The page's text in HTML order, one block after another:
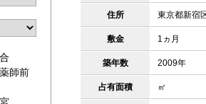
住所 東京都新宿
敷金 1ヵ月
築年数 2009年
占有面積 ㎡
師前